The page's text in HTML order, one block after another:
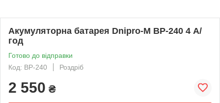
Акумуляторна батарея Dnipro-M BP-240 4 А/
год
Готово до відправки
Код: BP-240
Роздріб
2 550 ₴